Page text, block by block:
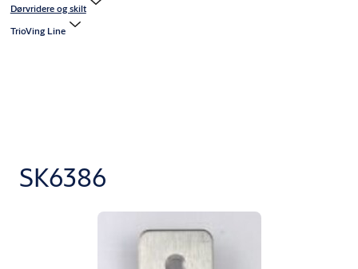
Dørvridere og skilt
TrioVing Line
SK6386